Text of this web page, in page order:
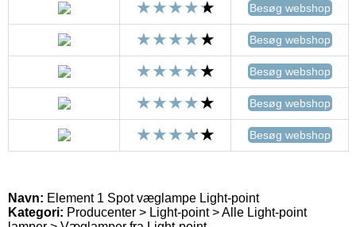
Besøg webshop
Besøg webshop
Besøg webshop
Besøg webshop
Besøg webshop
Navn: Element 1 Spot væglampe Light-point
Kategori: Producenter > Light-point > Alle Light-point